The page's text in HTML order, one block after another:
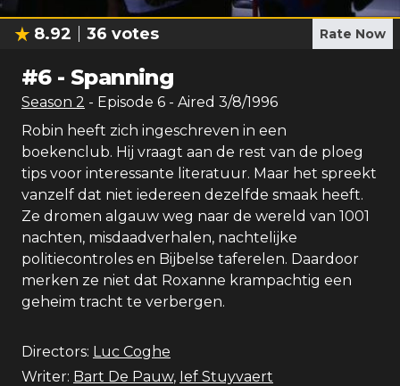
8.92 36 votes Rate Now
#6- Spanning
Season 2 - Episode 6 - Aired 3/8/1996
Robin heeft zich ingeschreven in een
boekenclub. Hij vraagt aan de rest van de ploeg
tips voor interessante literatuur. Maar het spreekt
vanzelf dat niet iedereen dezelfde smaak heeft.
Ze dromen algauw weg naar de wereld van 1001
nachten, misdaadverhalen, nachtelijke
politiecontroles en Bijbelse taferelen. Daardoor
merken ze niet dat Roxanne krampachtig een
geheim tracht te verbergen.
Directors: Luc Coghe
Writer: Bart De Pauw, Ief Stuyvaert